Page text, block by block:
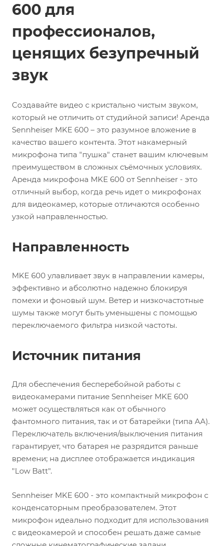
600 для
профессионалов,
ценящих безупречный
звук
Создавайте видео с кристально чистым звуком,
который не отличить от студийной записи! Аренда
Sennheiser MKE 600 – это разумное вложение в
качество вашего контента. Этот накамерный
микрофона типа "пушка" станет вашим ключевым
преимуществом в сложных съёмочных условиях.
Аренда микрофона MKE 600 от Sennheiser - это
отличный выбор, когда речь идет о микрофонах
для видеокамер, которые отличаются особенно
узкой направленностью.
Направленность
MKE 600 улавливает звук в направлении камеры,
эффективно и абсолютно надежно блокируя
помехи и фоновый шум. Ветер и низкочастотные
шумы также могут быть уменьшены с помощью
переключаемого фильтра низкой частоты.
Источник питания
Для обеспечения бесперебойной работы с
видеокамерами питание Sennheiser MKE 600
может осуществляться как от обычного
фантомного питания, так и от батарейки (типа AA).
Переключатель включения/выключения питания
гарантирует, что батарея не разрядится раньше
времени; на дисплее отображается индикация
"Low Batt".
Sennheiser MKE 600 - это компактный микрофон с
конденсаторным преобразователем. Этот
микрофон идеально подходит для использования
с видеокамерой и способен решать даже самые